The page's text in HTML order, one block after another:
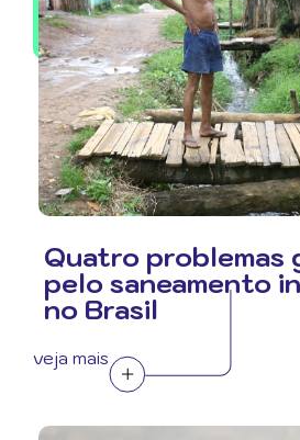
Quatro problemas
pelo saneamento
no Brasil
veja mais